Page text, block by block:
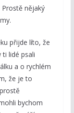
Prostě nějaký
přijde líto, že
ti lidé psali
a o rychlém
že je to
bychom